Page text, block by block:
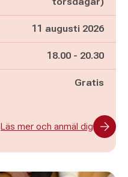
11 augusti 2026
Pågår mellan
18.00 - och
20.30
Gratis
Läs mer och anmäl dig